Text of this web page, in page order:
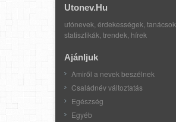
Utonev.hu
utónevek, érdekességek, tanácsok,
statisztikák, trendek, hírek
Ajánljuk
Amiről a nevek beszélnek
Családnév változtatás
Egészség
Egyéb